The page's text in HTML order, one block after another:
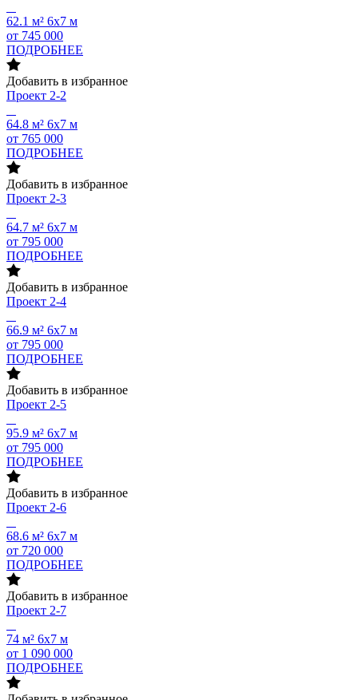
62.1 м² 6х7 м
от 745 000
ПОДРОБНЕЕ
Добавить в избранное
Проект 2-2
64.8 м² 6х7 м
от 765 000
ПОДРОБНЕЕ
Добавить в избранное
Проект 2-3
64.7 м² 6х7 м
от 795 000
ПОДРОБНЕЕ
Добавить в избранное
Проект 2-4
66.9 м² 6х7 м
от 795 000
ПОДРОБНЕЕ
Добавить в избранное
Проект 2-5
95.9 м² 6х7 м
от 795 000
ПОДРОБНЕЕ
Добавить в избранное
Проект 2-6
68.6 м² 6х7 м
от 720 000
ПОДРОБНЕЕ
Добавить в избранное
Проект 2-7
74 м² 6х7 м
от 1 090 000
ПОДРОБНЕЕ